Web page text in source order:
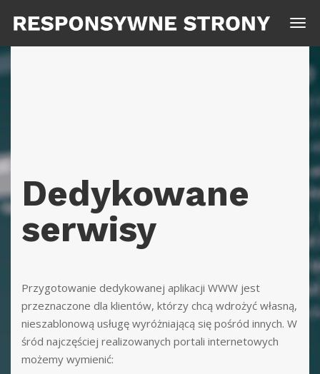
Dedykowane
serwisy
Przygotowanie dedykowanej aplikacji WWW jest
przeznaczone dla klientów, którzy chcą wdrożyć własną,
nieszablonową usługę wyróżniającą się pośród innych. W
śród najczęściej realizowanych portali internetowych
możemy wymienić: